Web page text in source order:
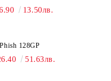
13.50лв.
128GP
51.63лв.